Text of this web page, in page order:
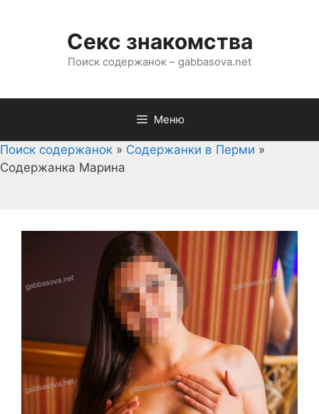
содержимомуСекс знакомства
Поиск содержанок – gabbasova.net
Меню
Поиск содержанок » Содержанки в Перми »
Содержанка Марина